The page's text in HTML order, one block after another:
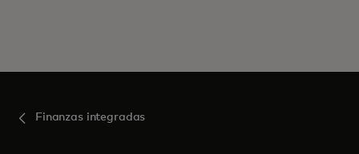
Finanzas integradas